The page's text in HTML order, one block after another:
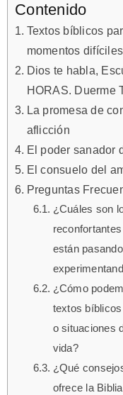
Contenido
Textos bíblicos
momentos difíciles
Dios te habla,
HORAS. Duerme
La promesa de
aflicción
El poder sanador
El consuelo del
Preguntas
¿Cuáles son
están
¿Cómo
textos
o situaciones
vida?
¿Qué
ofrece la